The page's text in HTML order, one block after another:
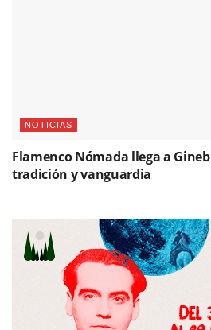
NOTICIAS
Flamenco Nómada llega a
tradición y vanguardia